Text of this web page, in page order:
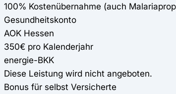
100% Kostenübernahme (auch
Gesundheitskonto
AOK Hessen
350€ pro Kalenderjahr
energie-BKK
Diese Leistung wird nicht angeboten.
Bonus für selbst Versicherte